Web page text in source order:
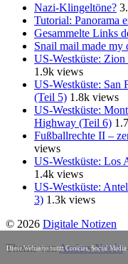
Nazi-Klingeltöne?
Tutorial: Panorama
Gesammelte Links
Snail mail made my
US-Westküste:
1.9k views
US-Westküste: San
(Teil 5) 1.8k views
US-Westküste:
Highway (Teil 6)
Fußballrechte II –
views
US-Westküste: Los
1.4k views
US-Westküste:
3) 1.3k views
© 2026 Digitale Notizen
Theme vonAnders Norén
Diese Webseite nutzt Cookies, Social